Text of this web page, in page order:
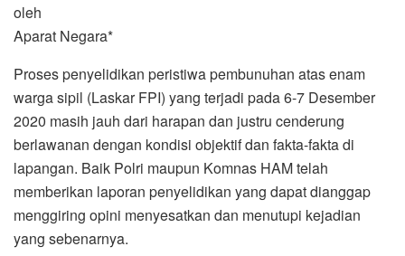
oleh
Aparat Negara*
Proses penyelidikan peristiwa pembunuhan atas enam
warga sipil (Laskar FPI) yang terjadi pada 6-7 Desember
2020 masih jauh dari harapan dan justru cenderung
berlawanan dengan kondisi objektif dan fakta-fakta di
lapangan. Baik Polri maupun Komnas HAM telah
memberikan laporan penyelidikan yang dapat dianggap
menggiring opini menyesatkan dan menutupi kejadian
yang sebenarnya.